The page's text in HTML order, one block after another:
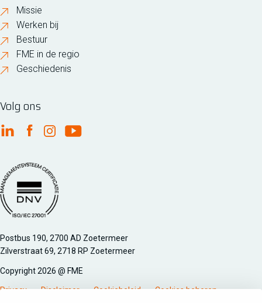
Missie
Werken bij
Bestuur
FME in de regio
Geschiedenis
Volg ons
FME Linkedin
FME Facebook
FME Instagram
FME Youtube
Managementsyteem certificatie DNV iso/iec 27001
Postbus 190, 2700 AD Zoetermeer
Zilverstraat 69, 2718 RP Zoetermeer
Copyright 2026 @ FME
Privacy Disclaimer Cookiebeleid Cookies beheren